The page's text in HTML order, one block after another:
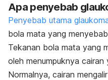
Apa penyebab
Penyebab utama
bola mata yang
Tekanan bola mata yang
oleh menumpuknya
Normalnya, cairan